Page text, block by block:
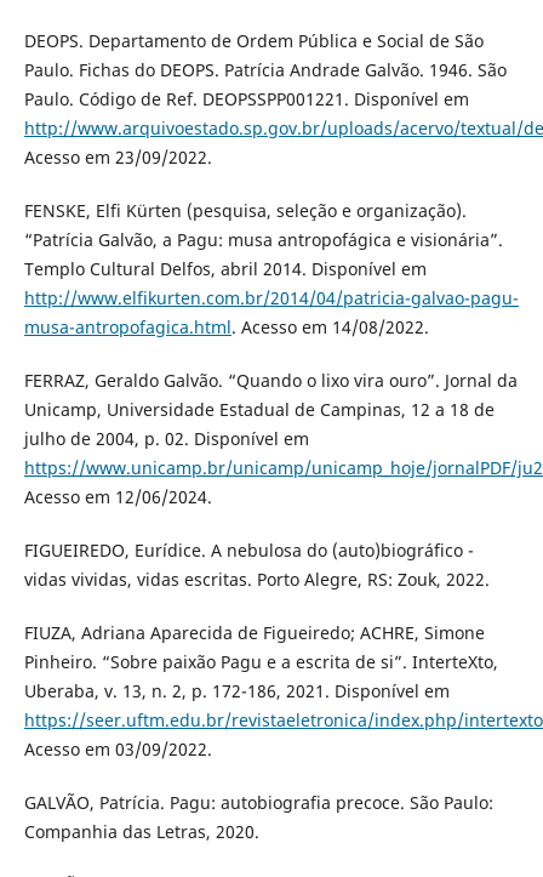
DEOPS. Departamento de Ordem Pública e Social de São
Paulo. Fichas do DEOPS. Patrícia Andrade Galvão. 1946. São
Paulo. Código de Ref. DEOPSSPP001221. Disponível em
http://www.arquivoestado.sp.gov.br/uploads/acervo/textual/
Acesso em 23/09/2022.
FENSKE, Elfi Kürten (pesquisa, seleção e organização).
“Patrícia Galvão, a Pagu: musa antropofágica e visionária”.
Templo Cultural Delfos, abril 2014. Disponível em
http://www.elfikurten.com.br/2014/04/patricia-galvao-pagu-
musa-antropofagica.html. Acesso em 14/08/2022.
FERRAZ, Geraldo Galvão. “Quando o lixo vira ouro”. Jornal da
Unicamp, Universidade Estadual de Campinas, 12 a 18 de
julho de 2004, p. 02. Disponível em
https://www.unicamp.br/unicamp/unicamp_hoje/jornalPDF/
Acesso em 12/06/2024.
FIGUEIREDO, Eurídice. A nebulosa do (auto)biográfico -
vidas vividas, vidas escritas. Porto Alegre, RS: Zouk, 2022.
FIUZA, Adriana Aparecida de Figueiredo; ACHRE, Simone
Pinheiro. “Sobre paixão Pagu e a escrita de si”. InterteXto,
Uberaba, v. 13, n. 2, p. 172-186, 2021. Disponível em
https://seer.uftm.edu.br/revistaeletronica/index.php/
Acesso em 03/09/2022.
GALVÃO, Patrícia. Pagu: autobiografia precoce. São Paulo:
Companhia das Letras, 2020.